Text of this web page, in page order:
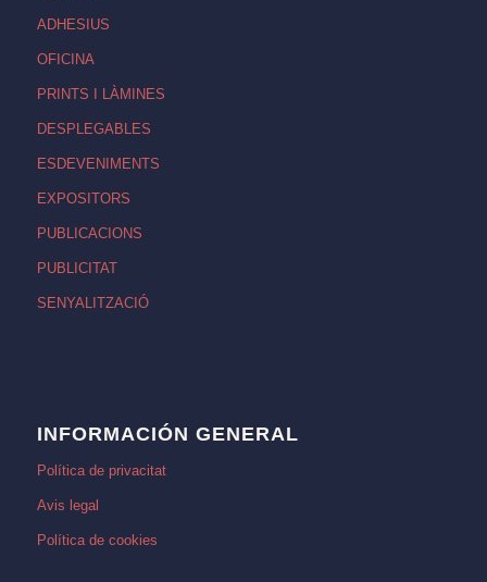
ADHESIUS
OFICINA
PRINTS I LÀMINES
DESPLEGABLES
ESDEVENIMENTS
EXPOSITORS
PUBLICACIONS
PUBLICITAT
SENYALITZACIÓ
INFORMACIÓN GENERAL
Política de privacitat
Avis legal
Política de cookies